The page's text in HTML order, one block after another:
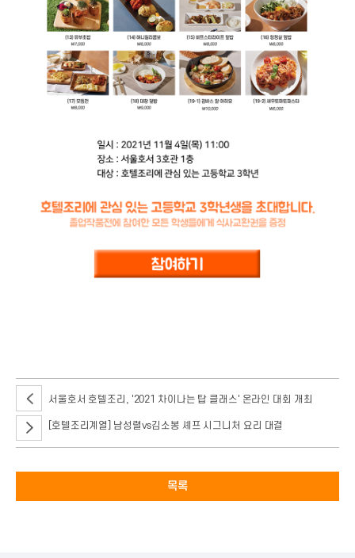
서울호서 호텔조리, '2021 차이나는 탑 클래스' 온라인 대회 개최
[호텔조리계열] 남성렬vs김소봉 셰프 시그니처 요리 대결
목록